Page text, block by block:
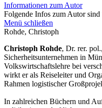
Informationen zum Autor
Folgende Infos zum Autor sind
Menü schließen
Rohde, Christoph
Christoph Rohde, Dr. rer.
Sicherheitsunternehmen in
Volkswirtschaftslehre bei
wirkt er als Reiseleiter und
Rahmen logistischer
In zahlreichen Büchern und